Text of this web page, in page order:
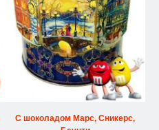
С шоколадом Марс, Сникерс,